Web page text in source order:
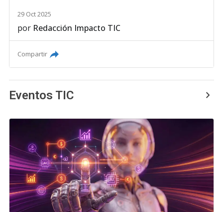
29 Oct 2025
por Redacción Impacto TIC
Compartir
Eventos TIC